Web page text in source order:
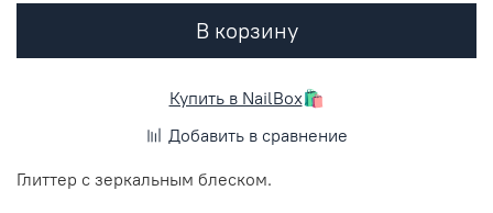
В корзину
Купить в NailBox🛍️
Добавить в сравнение
Глиттер с зеркальным блеском.